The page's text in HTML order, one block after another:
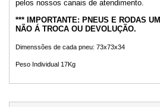
pelos nossos canais de atendimento.
*** IMPORTANTE: PNEUS E RODAS
NÃO Á TROCA OU DEVOLUÇÃO.
Dimenssões de cada pneu: 73x73x34
Peso Individual 17Kg